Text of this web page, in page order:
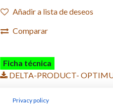
Añadir a lista de deseos
Comparar
Ficha técnica
DELTA-PRODUCT-
Privacy policy